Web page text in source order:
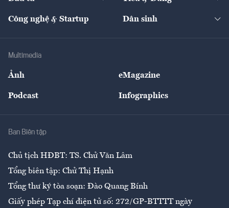
Tư vấn
Thị trường
Nông sản
Giải trí
Công nghệ & Startup Dân sinh
Multimedia
Ảnh eMagazine
Podcast Infographics
Ban Biên tập
Chủ tịch HĐBT: TS. Chử Văn Lâm
Tổng biên tập: Chử Thị Hạnh
Tổng thư ký tòa soạn: Đào Quang Bính
Giấy phép Tạp chí điện tử số: 272/GP-BTTTT ngày